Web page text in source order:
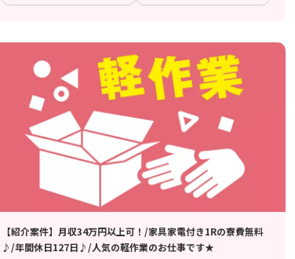
【紹介案件】月収34万円以上可！/家具家電付き1Rの寮費無料
♪/年間休日127日♪/人気の軽作業のお仕事です★